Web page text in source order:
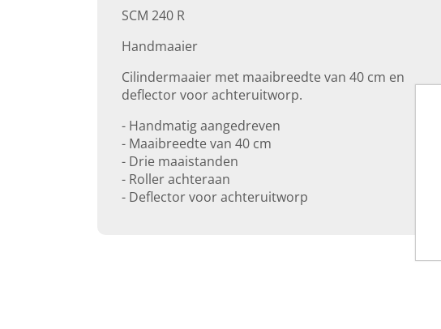
SCM 240 R
Handmaaier
Cilindermaaier met maaibreedte van 40 cm en
deflector voor achteruitworp.
- Handmatig aangedreven
- Maaibreedte van 40 cm
- Drie maaistanden
- Roller achteraan
- Deflector voor achteruitworp